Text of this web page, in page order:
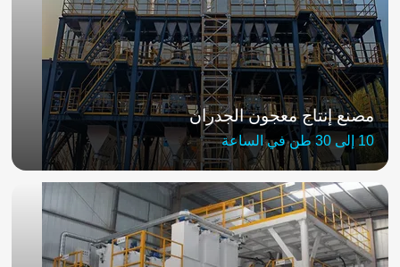
مصنع إنتاج معجون الجدران
10 إلى 30 طن في الساعة